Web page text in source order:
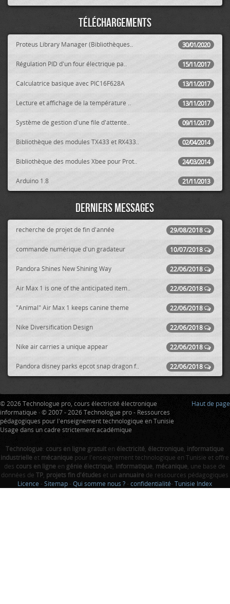
Téléchargements
30/01/2020
Proteus Library Manager (Bibliothèques..
15/11/2017
Régulation PID d'un four électrique pa..
13/11/2017
Calculatrice basique avec PIC16F628A
13/11/2017
Lecture et affichage de la température ..
09/11/2017
Système de gestion d'une file d'attente..
02/04/2014
Bibliothèque des modules TX433 et RX433..
24/03/2014
Bibliothèque des modules Xbee pour Prot..
21/11/2013
Arduino 1.8
Derniers messages
29/08/2018
recherche de projet de fin d'année
10/07/2018
commande numérique d'un gradateur
22/06/2018
Pandora Shines New Shining Way
22/06/2018
Air Max 1 is one of the anticipated item..
22/06/2018
"Animal" Air Max 1 keeps canine theme
22/06/2018
Nike Diversification Design
22/06/2018
Nike air carries a unique appear
22/06/2018
Pandora disney parks epcot snap dragon f..
Haut de page
© 2026 Technologue pro, cours électricité électronique
informatique · © 2007 - 2026 Technologue pro - Ressources
pédagogiques pour l'enseignement technologique en Tunisie
Usage dans un cadre strictement académique
Technologue: cours en ligne gratuiten électricité électronique informatique
industrielle et mécanique pour l'enseignement technologique en Tunisie et offre
des cours en ligne en génie électrique informatique mécanique , une base de
données deTP projets fin d'études et un annuaire de ressources pédagogiques
Licence -Sitemap -Qui somme nous ? -confidentialité-Tunisie Index